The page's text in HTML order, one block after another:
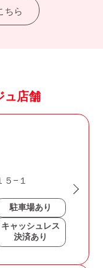
ちら
ュ店舗
−１
駐車場あり
キャッシュレス
決済あり